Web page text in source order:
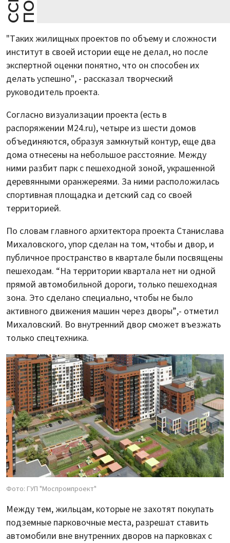
"Таких жилищных проектов по объему и сложности
институт в своей истории еще не делал, но после
экспертной оценки понятно, что он способен их
делать успешно", - рассказал творческий
руководитель проекта.
Согласно визуализации проекта (есть в
распоряжении M24.ru), четыре из шести домов
объединяются, образуя замкнутый контур, еще два
дома отнесены на небольшое расстояние. Между
ними разбит парк с пешеходной зоной, украшенной
деревянными оранжереями. За ними расположилась
спортивная площадка и детский сад со своей
территорией.
По словам главного архитектора проекта Станислава
Михаловского, упор сделан на том, чтобы и двор, и
публичное пространство в квартале были посвящены
пешеходам. “На территории квартала нет ни одной
прямой автомобильной дороги, только пешеходная
зона. Это сделано специально, чтобы не было
активного движения машин через дворы”,- отметил
Михаловский. Во внутренний двор сможет въезжать
только спецтехника.
Фото: ГУП "Моспромпроект"
Между тем, жильцам, которые не захотят покупать
подземные парковочные места, разрешат ставить
автомобили вне внутренних дворов на парковках с